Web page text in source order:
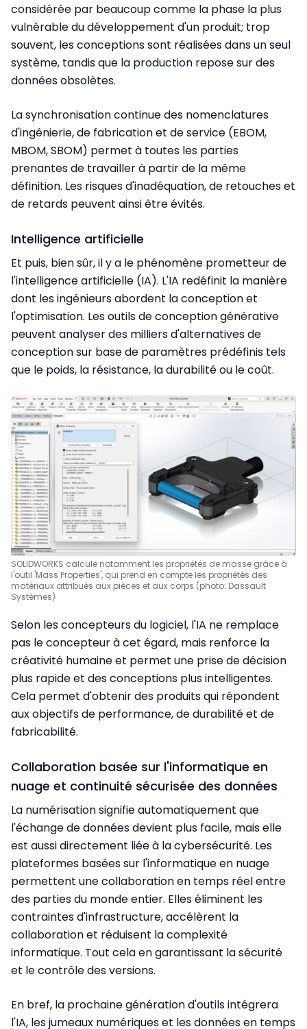
considérée par beaucoup comme la phase la plus
vulnérable du développement d'un produit; trop
souvent, les conceptions sont réalisées dans un seul
système, tandis que la production repose sur des
données obsolètes.
La synchronisation continue des nomenclatures
d'ingénierie, de fabrication et de service (EBOM,
MBOM, SBOM) permet à toutes les parties
prenantes de travailler à partir de la même
définition. Les risques d'inadéquation, de retouches et
de retards peuvent ainsi être évités.
Intelligence artificielle
Et puis, bien sûr, il y a le phénomène prometteur de
l'intelligence artificielle (IA). L'IA redéfinit la manière
dont les ingénieurs abordent la conception et
l'optimisation. Les outils de conception générative
peuvent analyser des milliers d'alternatives de
conception sur base de paramètres prédéfinis tels
que le poids, la résistance, la durabilité ou le coût.
SOLIDWORKS calcule notamment les propriétés de masse grâce à
l'outil 'Mass Properties', qui prend en compte les propriétés des
matériaux attribués aux pièces et aux corps (photo: Dassault
Systèmes)
Selon les concepteurs du logiciel, l'IA ne remplace
pas le concepteur à cet égard, mais renforce la
créativité humaine et permet une prise de décision
plus rapide et des conceptions plus intelligentes.
Cela permet d'obtenir des produits qui répondent
aux objectifs de performance, de durabilité et de
fabricabilité.
Collaboration basée sur l'informatique en
nuage et continuité sécurisée des données
La numérisation signifie automatiquement que
l'échange de données devient plus facile, mais elle
est aussi directement liée à la cybersécurité. Les
plateformes basées sur l'informatique en nuage
permettent une collaboration en temps réel entre
des parties du monde entier. Elles éliminent les
contraintes d'infrastructure, accélèrent la
collaboration et réduisent la complexité
informatique. Tout cela en garantissant la sécurité
et le contrôle des versions.
En bref, la prochaine génération d'outils intégrera
l'IA, les jumeaux numériques et les données en temps